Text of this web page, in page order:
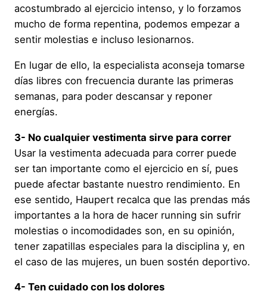
acostumbrado al ejercicio intenso, y lo forzamos
mucho de forma repentina, podemos empezar a
sentir molestias e incluso lesionarnos.
En lugar de ello, la especialista aconseja tomarse
días libres con frecuencia durante las primeras
semanas, para poder descansar y reponer
energías.
3- No cualquier vestimenta sirve para correr
Usar la vestimenta adecuada para correr puede
ser tan importante como el ejercicio en sí, pues
puede afectar bastante nuestro rendimiento. En
ese sentido, Haupert recalca que las prendas más
importantes a la hora de hacer running sin sufrir
molestias o incomodidades son, en su opinión,
tener zapatillas especiales para la disciplina y, en
el caso de las mujeres, un buen sostén deportivo.
4- Ten cuidado con los dolores